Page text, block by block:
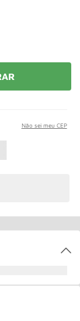
Não sei meu CEP